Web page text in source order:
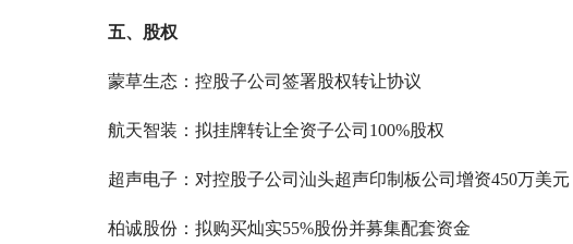
五、股权
蒙草生态：控股子公司签署股权转让协议
航天智装：拟挂牌转让全资子公司100%股权
超声电子：对控股子公司汕头超声印制板公司增资450万美元
柏诚股份：拟购买灿实55%股份并募集配套资金